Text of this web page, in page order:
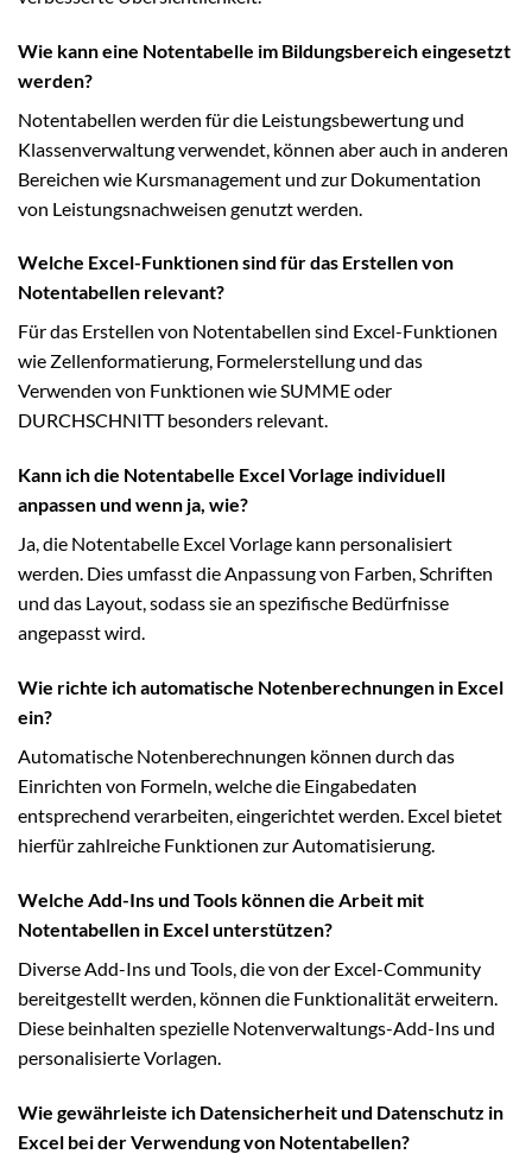
Wie kann eine Notentabelle im Bildungsbereich eingesetzt
werden?
Notentabellen werden für die Leistungsbewertung und
Klassenverwaltung verwendet, können aber auch in anderen
Bereichen wie Kursmanagement und zur Dokumentation
von Leistungsnachweisen genutzt werden.
Welche Excel-Funktionen sind für das Erstellen von
Notentabellen relevant?
Für das Erstellen von Notentabellen sind Excel-Funktionen
wie Zellenformatierung, Formelerstellung und das
Verwenden von Funktionen wie SUMME oder
DURCHSCHNITT besonders relevant.
Kann ich die Notentabelle Excel Vorlage individuell
anpassen und wenn ja, wie?
Ja, die Notentabelle Excel Vorlage kann personalisiert
werden. Dies umfasst die Anpassung von Farben, Schriften
und das Layout, sodass sie an spezifische Bedürfnisse
angepasst wird.
Wie richte ich automatische Notenberechnungen in Excel
ein?
Automatische Notenberechnungen können durch das
Einrichten von Formeln, welche die Eingabedaten
entsprechend verarbeiten, eingerichtet werden. Excel bietet
hierfür zahlreiche Funktionen zur Automatisierung.
Welche Add-Ins und Tools können die Arbeit mit
Notentabellen in Excel unterstützen?
Diverse Add-Ins und Tools, die von der Excel-Community
bereitgestellt werden, können die Funktionalität erweitern.
Diese beinhalten spezielle Notenverwaltungs-Add-Ins und
personalisierte Vorlagen.
Wie gewährleiste ich Datensicherheit und Datenschutz in
Excel bei der Verwendung von Notentabellen?